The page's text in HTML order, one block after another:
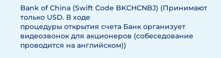
Bank of China (Swift Code BKCHCNBJ) (Принимают
только USD. В ходе
процедуры открытия счета Банк организует
видеозвонок для акционеров (собеседование
проводится на английском))